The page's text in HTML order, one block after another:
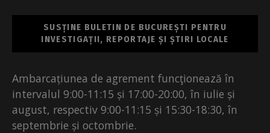
SUSȚINE BULETIN DE BUCUREȘTI PENTRU
INVESTIGAȚII, REPORTAJE ȘI ȘTIRI LOCALE
Ambarcațiunea de agrement funcţionează în
intervalul 9:00-11:15 și 17:00-20:00, în iulie și
august, respectiv 9:00-11:15 și 15:30-18:30, în
septembrie și octombrie.